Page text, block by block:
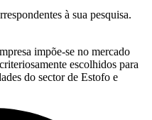
à sua pesquisa.
impõe-se no mercado
escolhidos para
do sector de Estofo e